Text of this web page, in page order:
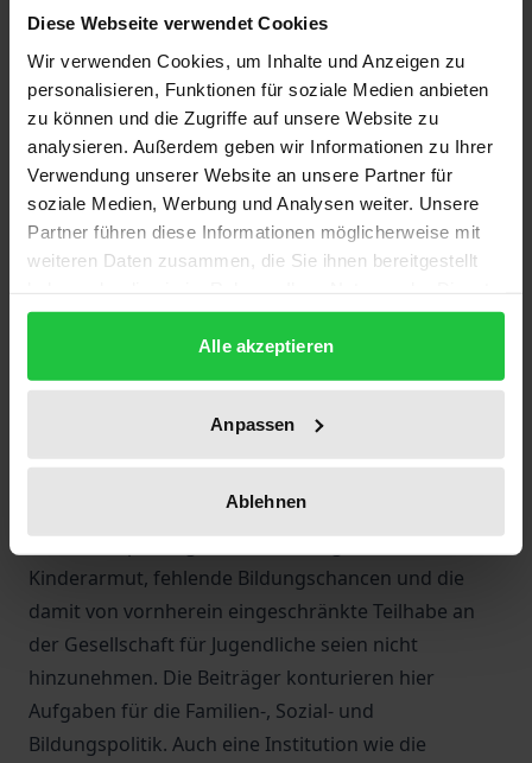
Diese Webseite verwendet Cookies
Wir verwenden Cookies, um Inhalte und Anzeigen zu
personalisieren, Funktionen für soziale Medien anbieten
zu können und die Zugriffe auf unsere Website zu
analysieren. Außerdem geben wir Informationen zu Ihrer
Verwendung unserer Website an unsere Partner für
soziale Medien, Werbung und Analysen weiter. Unsere
Partner führen diese Informationen möglicherweise mit
weiteren Daten zusammen, die Sie ihnen bereitgestellt
gesammelt haben.
Alle akzeptieren
Anpassen
Ablehnen
Geht es in diesem Land noch gerecht zu? Und kann
modernen Sozialstaat sein?
Während die erste Frage von den Autoren dieses
Sammelbandes uneinheitlich beantwortet wird,
lautet die eindeutige Antwort auf die zweite Frage:
ja. Die Autoren weisen an verschiedenen Beispielen
auf die historischen, die ethisch-theologischen und
vor allem die juristisch-politischen Legitimierungen
einer gerechten Sozialordnung hin. Sie nehmen –
zurückgehend bis zu Bismarck – verschiedene
Facetten wie die Gesundheitspolitik, die
Rentenversicherung und die Armutsbekämpfung in
Kinderarmut, fehlende Bildungschancen und die
damit von vornherein eingeschränkte Teilhabe an
der Gesellschaft für Jugendliche seien nicht
hinzunehmen. Die Beiträger konturieren hier
Aufgaben für die Familien-, Sozial- und
Bildungspolitik. Auch eine Institution wie die